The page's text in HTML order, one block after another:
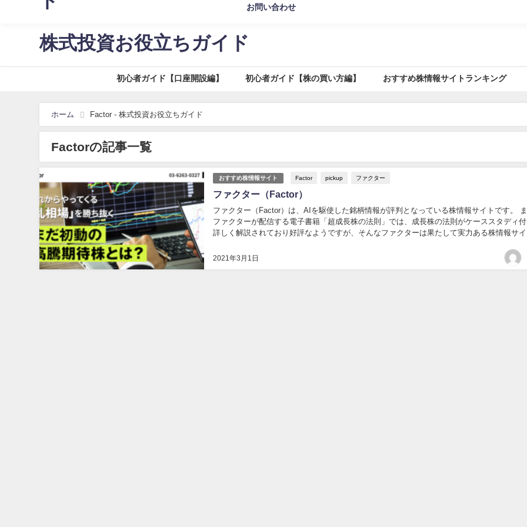
株初心者のための口座開設方法や株の買い方について知るなら
株式投資お役立ちガイド
お問い合わせ
初心者ガイド【口座開設編】 初心者ガイド【株の買い方編】 おすすめ株情報サイトランキング
ホーム Factor - 株式投資お役立ちガイド
Factorの記事一覧
おすすめ株情報サイト Factor pickup ファクター
ファクター（Factor）
2021年3月1日
ファクター（Factor）は、AIを駆使した銘柄情報が評判となっている株情報サイトです。 また、
ファクターが配信する電子書籍「超成長株の法則」では、成長株の法則がケーススタディ
詳しく解説されており好評なようですが、そんなファクターは果たして実力ある株情報サ